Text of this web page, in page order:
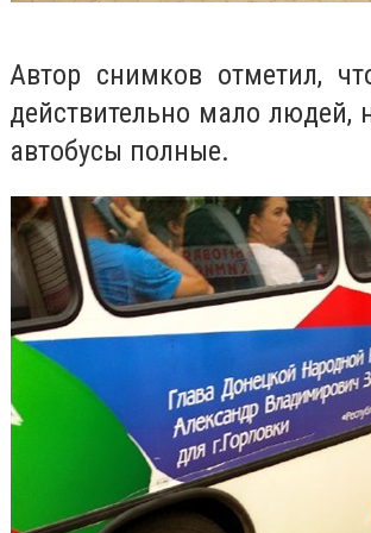
Автор снимков отметил,
действительно мало людей,
автобусы полные.